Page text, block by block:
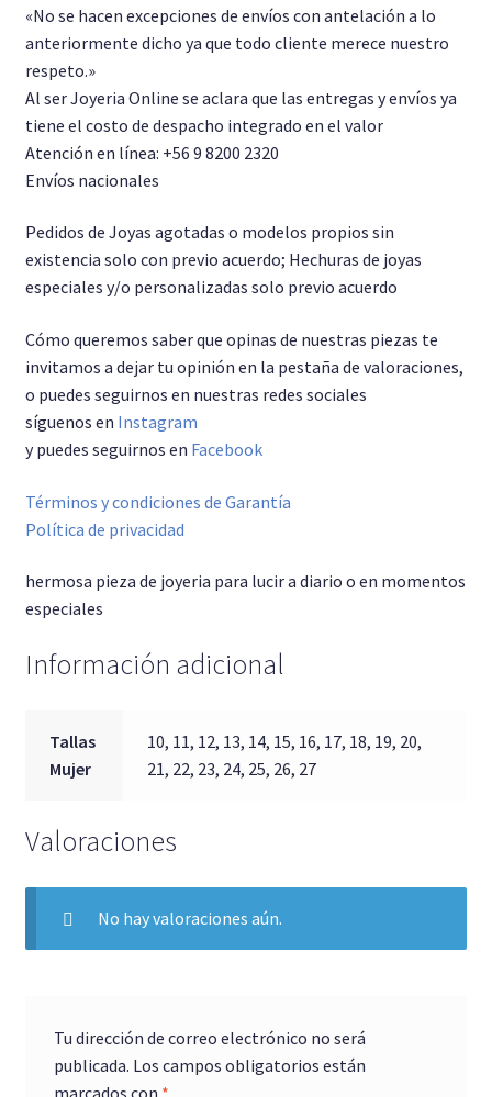
«No se hacen excepciones de envíos con antelación a lo
anteriormente dicho ya que todo cliente merece nuestro
respeto.»
Al ser Joyeria Online se aclara que las entregas y envíos ya
tiene el costo de despacho integrado en el valor
Atención en línea: +56 9 8200 2320
Envíos nacionales
Pedidos de Joyas agotadas o modelos propios sin
existencia solo con previo acuerdo; Hechuras de joyas
especiales y/o personalizadas solo previo acuerdo
Cómo queremos saber que opinas de nuestras piezas te
invitamos a dejar tu opinión en la pestaña de valoraciones,
o puedes seguirnos en nuestras redes sociales
síguenos en Instagram
y puedes seguirnos en Facebook
Términos y condiciones de Garantía
Política de privacidad
hermosa pieza de joyeria para lucir a diario o en momentos
especiales
Información adicional
Tallas
Mujer
10, 11, 12, 13, 14, 15, 16, 17, 18, 19, 20,
21, 22, 23, 24, 25, 26, 27
Valoraciones
No hay valoraciones aún.
Tu dirección de correo electrónico no será
publicada. Los campos obligatorios están
marcados con *